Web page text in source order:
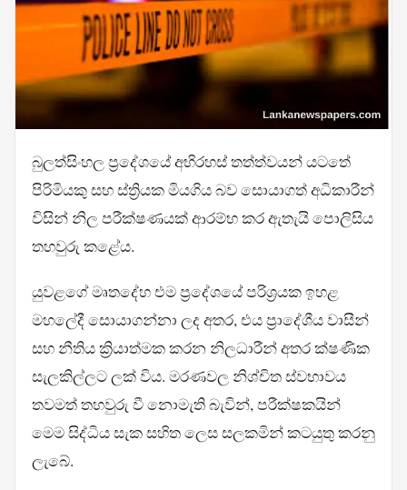
බුලත්සිංහල ප්‍රදේශයේ අභිරහස් තත්ත්වයන් යටතේ
පිරිමියකු සහ ස්ත්‍රියක මියගිය බව සොයාගත් අධිකාරීන්
විසින් නිල පරීක්ෂණයක් ආරම්භ කර ඇතැයි පොලිසිය
තහවුරු කළේය.
යුවළගේ මෘතදේහ එම ප්‍රදේශයේ පරිශ්‍රයක ඉහළ
මහලේදී සොයාගන්නා ලද අතර, එය ප්‍රාදේශීය වාසීන්
සහ නීතිය ක්‍රියාත්මක කරන නිලධාරීන් අතර ක්ෂණික
සැලකිල්ලට ලක් විය. මරණවල නිශ්චිත ස්වභාවය
තවමත් තහවුරු වී නොමැති බැවින්, පරීක්ෂකයින්
මෙම සිද්ධිය සැක සහිත ලෙස සලකමින් කටයුතු කරනු
ලැබේ.